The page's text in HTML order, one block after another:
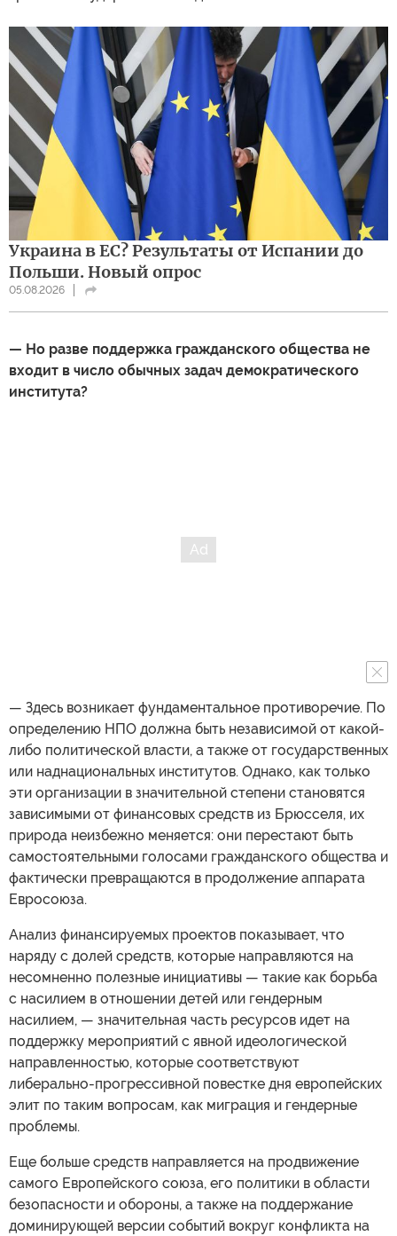
Украина в ЕС? Результаты от Испании до
Польши. Новый опрос
05.08.2026
— Но разве поддержка гражданского общества не
входит в число обычных задач демократического
института?
— Здесь возникает фундаментальное противоречие. По
определению НПО должна быть независимой от какой-
либо политической власти, а также от государственных
или наднациональных институтов. Однако, как только
эти организации в значительной степени становятся
зависимыми от финансовых средств из Брюсселя, их
природа неизбежно меняется: они перестают быть
самостоятельными голосами гражданского общества и
фактически превращаются в продолжение аппарата
Евросоюза.
Анализ финансируемых проектов показывает, что
наряду с долей средств, которые направляются на
несомненно полезные инициативы — такие как борьба
с насилием в отношении детей или гендерным
насилием, — значительная часть ресурсов идет на
поддержку мероприятий с явной идеологической
направленностью, которые соответствуют
либерально-прогрессивной повестке дня европейских
элит по таким вопросам, как миграция и гендерные
проблемы.
Еще больше средств направляется на продвижение
самого Европейского союза, его политики в области
безопасности и обороны, а также на поддержание
доминирующей версии событий вокруг конфликта на